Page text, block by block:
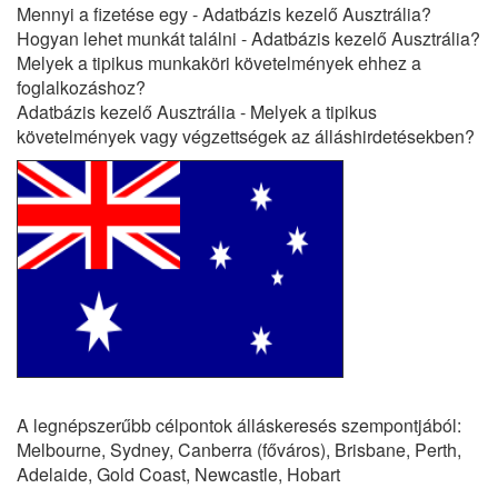
Mennyi a fizetése egy - Adatbázis kezelő Ausztrália?
Hogyan lehet munkát találni - Adatbázis kezelő Ausztrália?
Melyek a tipikus munkaköri követelmények ehhez a
foglalkozáshoz?
Adatbázis kezelő Ausztrália - Melyek a tipikus
követelmények vagy végzettségek az álláshirdetésekben?
A legnépszerűbb célpontok álláskeresés szempontjából:
Melbourne, Sydney, Canberra (főváros), Brisbane, Perth,
Adelaide, Gold Coast, Newcastle, Hobart